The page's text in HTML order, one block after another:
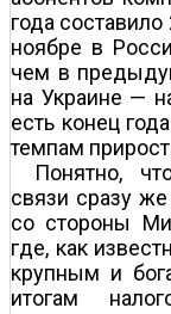
года
ноябре в
чем в
на Украине —
есть конец
темпам
Понятно,
связи сразу
со стороны
где, как
крупным и
итогам